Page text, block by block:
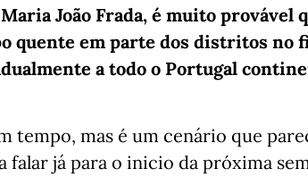
João Frada, é muito provável
quente em parte dos distritos no
a todo o Portugal
tempo, mas é um cenário que
falar já para o inicio da próxima